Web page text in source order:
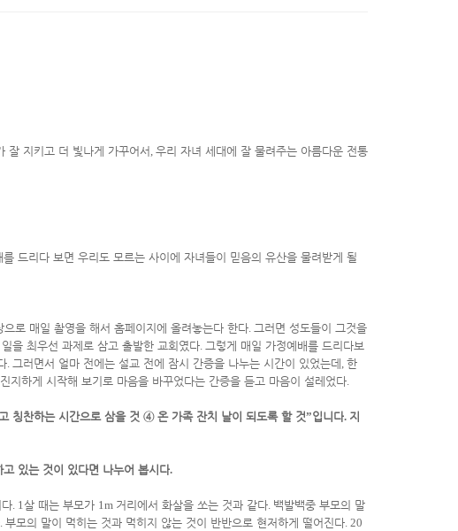
잘 지키고 더 빛나게 가꾸어서, 우리 자녀 세대에 잘 물려주는 아름다운 전통
드리다 보면 우리도 모르는 사이에 자녀들이 믿음의 유산을 물려받게 될
으로 매일 촬영을 해서 홈페이지에 올려놓는다 한다. 그러면 성도들이 그것을
을 최우선 과제로 삼고 출발한 교회였다. 그렇게 매일 가정예배를 드리다보
. 그러면서 얼마 전에는 설교 전에 잠시 간증을 나누는 시간이 있었는데 , 한
지하게 시작해 보기로 마음을 바꾸었다는 간증을 듣고 마음이 설레었다.
칭찬하는 시간으로 삼을 것 ④ 온 가족 잔치 날이 되도록 할 것”입니다. 지
있는 것이 있다면 나누어 봅시다.
. 1살 때는 부모가 1m 거리에서 화살을 쏘는 것과 같다. 백발백중 부모의 말
. 부모의 말이 먹히는 것과 먹히지 않는 것이 반반으로 현저하게 떨어진다. 20